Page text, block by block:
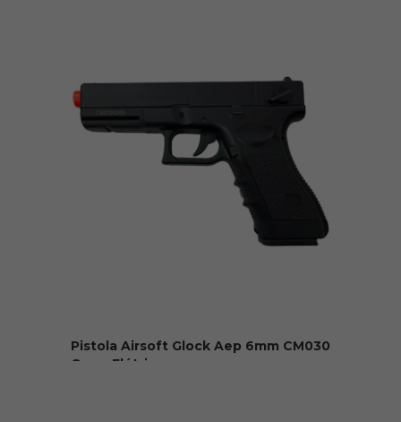
Pistola Airsoft Glock Aep 6mm CM030
Cyma Elétrica...